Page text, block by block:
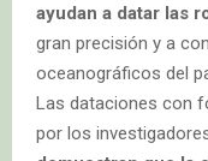
ayudan a datar las
gran precisión y a
oceanográficos del
Las dataciones con
por los